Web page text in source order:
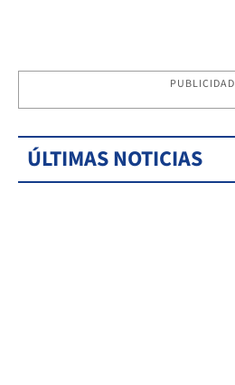
PUBLICIDAD
ÚLTIMAS NOTICIAS